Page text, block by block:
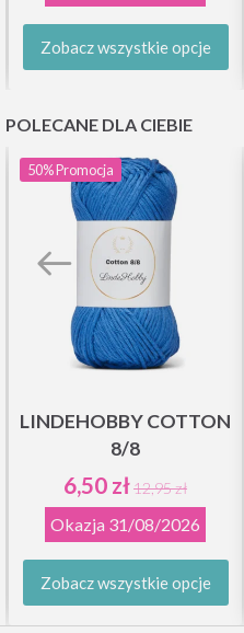
Zobacz wszystkie opcje
POLECANE DLA CIEBIE
50%Promocja
LINDEHOBBY COTTON
8/8
6,50 zł12,95 zł
Okazja 31/08/2026
Zobacz wszystkie opcje